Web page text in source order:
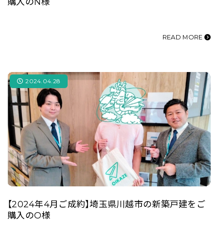
READ MORE
2024.04.28
【2024年4月ご成約】埼玉県川越市の新築戸建をご
購入のO様